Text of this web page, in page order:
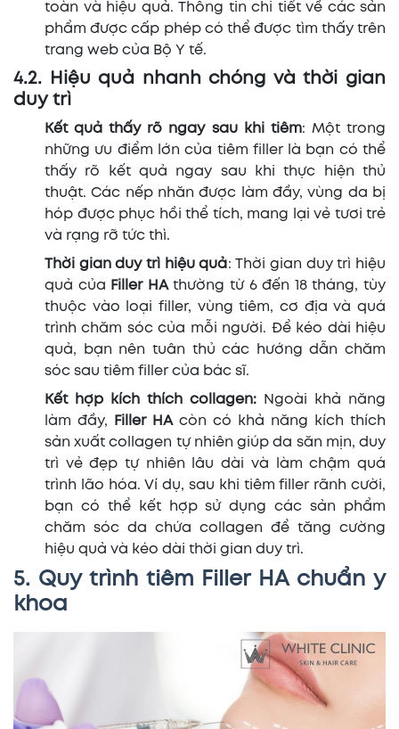
toàn và hiệu quả. Thông tin chi tiết về các sản
phẩm được cấp phép có thể được tìm thấy trên
trang web của Bộ Y tế.
4.2. Hiệu quả nhanh chóng và thời gian
duy trì
Kết quả thấy rõ ngay sau khi tiêm: Một trong
những ưu điểm lớn của tiêm filler là bạn có thể
thấy rõ kết quả ngay sau khi thực hiện thủ
thuật. Các nếp nhăn được làm đầy, vùng da bị
hóp được phục hồi thể tích, mang lại vẻ tươi trẻ
và rạng rỡ tức thì.
Thời gian duy trì hiệu quả: Thời gian duy trì hiệu
quả của Filler HAthường từ 6 đến 18 tháng, tùy
thuộc vào loại filler, vùng tiêm, cơ địa và quá
trình chăm sóc của mỗi người. Để kéo dài hiệu
quả, bạn nên tuân thủ các hướng dẫn chăm
sóc sau tiêm filler của bác sĩ.
Kết hợp kích thích collagen: Ngoài khả năng
làm đầy,
Filler HAcòn có khả năng kích thích
sản xuất collagen tự nhiên giúp da săn mịn, duy
trì vẻ đẹp tự nhiên lâu dài và làm chậm quá
trình lão hóa. Ví dụ, sau khi tiêm filler rãnh cười,
bạn có thể kết hợp sử dụng các sản phẩm
chăm sóc da chứa collagen để tăng cường
hiệu quả và kéo dài thời gian duy trì.
5. Quy trình tiêm Filler HA chuẩn y
khoa